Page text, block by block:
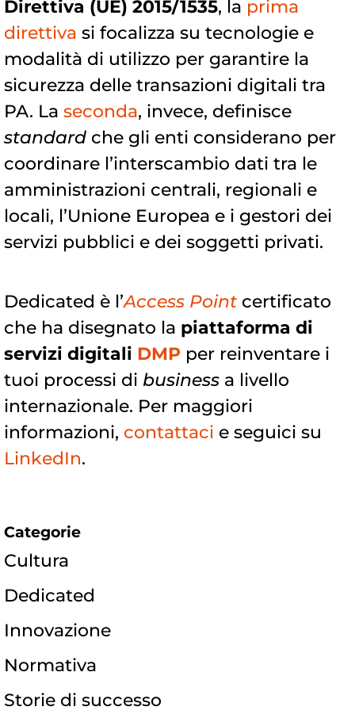
Direttiva (UE) 2015/1535, la prima
direttiva si focalizza su tecnologie e
modalità di utilizzo per garantire la
sicurezza delle transazioni digitali tra
PA. La seconda, invece, definisce
standard che gli enti considerano per
coordinare l’interscambio dati tra le
amministrazioni centrali, regionali e
locali, l’Unione Europea e i gestori dei
servizi pubblici e dei soggetti privati.
Dedicated è l’Access Point certificato
che ha disegnato la piattaforma di
servizi digitali DMP per reinventare i
tuoi processi di business a livello
internazionale. Per maggiori
informazioni, contattaci e seguici su
LinkedIn.
Categorie
Cultura
Dedicated
Innovazione
Normativa
Storie di successo